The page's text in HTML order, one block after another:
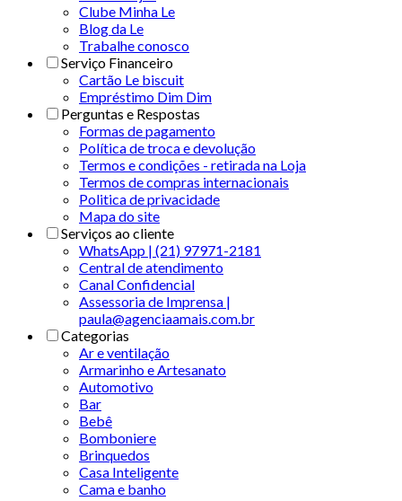
Clube Minha Le
Blog da Le
Trabalhe conosco
Serviço Financeiro
Cartão Le biscuit
Empréstimo Dim Dim
Perguntas e Respostas
Formas de pagamento
Política de troca e devolução
Termos e condições - retirada na Loja
Termos de compras internacionais
Politica de privacidade
Mapa do site
Serviços ao cliente
WhatsApp | (21) 97971-2181
Central de atendimento
Canal Confidencial
Assessoria de Imprensa |
paula@agenciaamais.com.br
Categorias
Ar e ventilação
Armarinho e Artesanato
Automotivo
Bar
Bebê
Bomboniere
Brinquedos
Casa Inteligente
Cama e banho